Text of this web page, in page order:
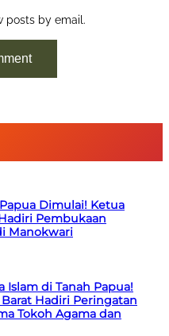
posts by email.
Dimulai! Ketua
Pembukaan
Manokwari
Islam di Tanah Papua!
Hadiri Peringatan
Tokoh Agama dan